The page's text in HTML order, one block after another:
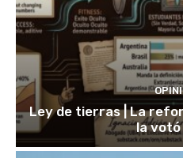
Ley de tierras | La
la votó